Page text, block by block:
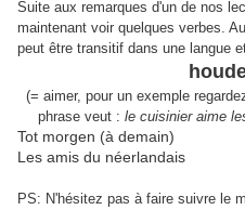
Suite aux remarques d'un de nos
maintenant voir quelques verbes.
peut être transitif dans une langue
(= aimer, pour un exemple
phrase veut : le cuisinier aime
Tot morgen (à demain)
Les amis du néerlandais
PS: N'hésitez pas à faire suivre le